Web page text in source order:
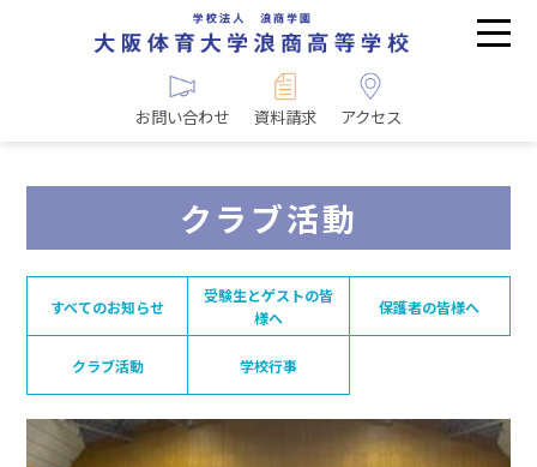
お問い合わせ 資料請求 アクセス
クラブ活動
すべてのお知らせ
受験生とゲストの皆
様へ
保護者の皆様へ
クラブ活動 学校行事